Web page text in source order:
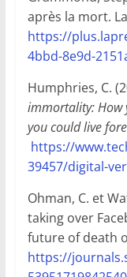
après la mort.
https://
4bbd-8e9d-
Humphries, C.
immortality: How
you could live
https://
39457/digital-
Ohman, C. et
taking over
future of death
https://